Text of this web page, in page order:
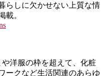
らしに欠かせない上質な情
載。
洋服の枠を超えて、化粧
ークなど生活関連のあらゆ